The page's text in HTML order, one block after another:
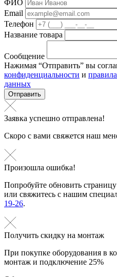
ФИО
Email
Телефон
Название товара
Сообщение
Нажимая “Отправить” вы
конфиденциальности и
данных
Отправить
Заявка успешно отправлена!
Скоро с вами свяжется наш
Произошла ошибка!
Попробуйте обновить
или свяжитесь с нашим
19-26.
Получить скидку на монтаж
При покупке оборудования в
монтаж и подключение 25%